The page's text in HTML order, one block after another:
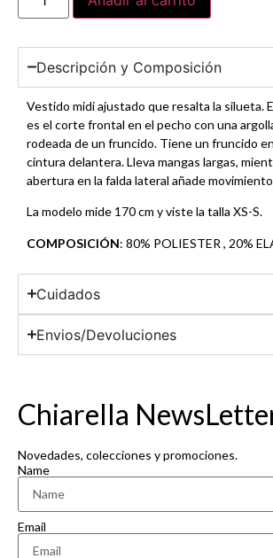
Descripción y Composición
Vestido midi ajustado que resalta la silueta.
es el corte frontal en el pecho con una
rodeada de un fruncido. Tiene un fruncido
cintura delantera. Lleva mangas largas,
abertura en la falda lateral añade
La modelo mide 170 cm y viste la talla XS-S.
COMPOSICIÓN: 80% POLIESTER , 20%
Cuidados
Envios/Devoluciones
Chiarella
Novedades, colecciones y promociones.
Name
Email